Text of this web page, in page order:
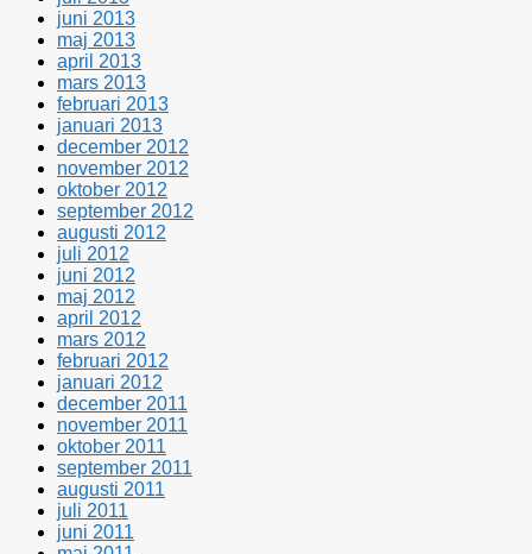
juni 2013
maj 2013
april 2013
mars 2013
februari 2013
januari 2013
december 2012
november 2012
oktober 2012
september 2012
augusti 2012
juli 2012
juni 2012
maj 2012
april 2012
mars 2012
februari 2012
januari 2012
december 2011
november 2011
oktober 2011
september 2011
augusti 2011
juli 2011
juni 2011